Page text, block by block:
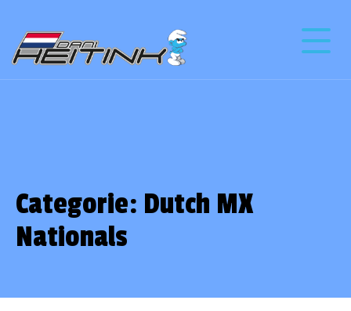
Categorie: Dutch MX
Nationals